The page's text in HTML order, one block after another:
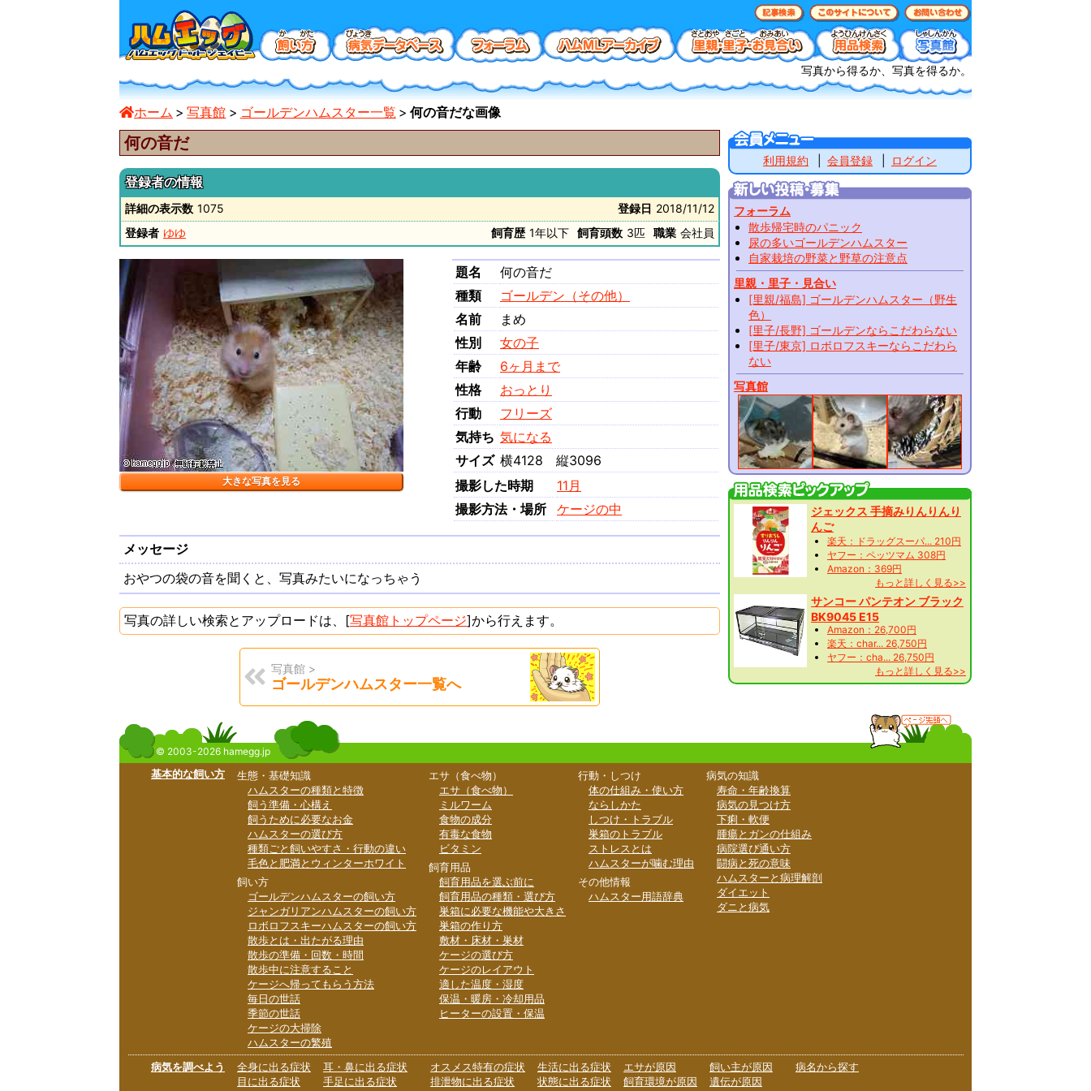
写真から得るか、写真を得るか。
ホーム 写真館 ゴールデンハムスター一覧 何の音だな画像
何の音だ
登録者の情報
詳細の表示数 1075 登録日 2018/11/12
登録者 ゆゆ 飼育歴 1年以下 飼育頭数 3匹 職業 会社員
大きな写真を見る
題名
何の音だ
種類
ゴールデン（その他）
名前
まめ
性別
女の子
年齢
6ヶ月まで
性格
おっとり
行動
フリーズ
気持ち 気になる
サイズ 横4128 縦3096
撮影した時期
11月
撮影方法・場所
ケージの中
メッセージ
おやつの袋の音を聞くと、写真みたいになっちゃう
写真の詳しい検索とアップロードは、[写真館トップページ]から行えます。
写真館 >
ゴールデンハムスター一覧へ
利用規約 会員登録 ログイン
フォーラム
散歩帰宅時のパニック
尿の多いゴールデンハムスター
自家栽培の野菜と野草の注意点
里親・里子・見合い
[里親/福島] ゴールデンハムスター（野生
色）
[里子/長野] ゴールデンならこだわらない
[里子/東京] ロボロフスキーならこだわら
ない
写真館
ジェックス 手摘みりんりんり
んご
楽天：ドラッグスーパ... 210円
ヤフー：ペッツマム 308円
Amazon：369円
もっと詳しく見る>>
サンコー パンテオン ブラック
BK9045 E15
Amazon：26,700円
楽天：char... 26,750円
ヤフー：cha... 26,750円
もっと詳しく見る>>
© 2003-2026 hamegg.jp
基本的な飼い方
生態・基礎知識
ハムスターの種類と特徴
飼う準備・心構え
飼うために必要なお金
ハムスターの選び方
種類ごと飼いやすさ・行動の違い
毛色と肥満とウィンターホワイト
飼い方
ゴールデンハムスターの飼い方
ジャンガリアンハムスターの飼い方
ロボロフスキーハムスターの飼い方
散歩とは・出たがる理由
散歩の準備・回数・時間
散歩中に注意すること
ケージへ帰ってもらう方法
毎日の世話
季節の世話
ケージの大掃除
ハムスターの繁殖
エサ（食べ物）
エサ（食べ物）
ミルワーム
食物の成分
有毒な食物
ビタミン
飼育用品
飼育用品を選ぶ前に
飼育用品の種類・選び方
巣箱に必要な機能や大きさ
巣箱の作り方
敷材・床材・巣材
ケージの選び方
ケージのレイアウト
適した温度・湿度
保温・暖房・冷却用品
ヒーターの設置・保温
行動・しつけ
体の仕組み・使い方
ならしかた
しつけ・トラブル
巣箱のトラブル
ストレスとは
ハムスターが噛む理由
その他情報
ハムスター用語辞典
病気の知識
寿命・年齢換算
病気の見つけ方
下痢・軟便
腫瘍とガンの仕組み
病院選び通い方
闘病と死の意味
ハムスターと病理解剖
ダイエット
ダニと病気
病気を調べよう
全身に出る症状
目に出る症状
耳・鼻に出る症状
手足に出る症状
オスメス特有の症状
排泄物に出る症状
生活に出る症状
状態に出る症状
エサが原因
飼育環境が原因
飼い主が原因
遺伝が原因
病名から探す